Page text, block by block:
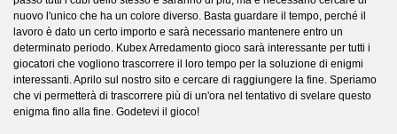
nuovo l'unico che ha un colore diverso. Basta guardare il tempo, perché il
lavoro è dato un certo importo e sarà necessario mantenere entro un
determinato periodo. Kubex Arredamento gioco sarà interessante per tutti i
giocatori che vogliono trascorrere il loro tempo per la soluzione di enigmi
interessanti. Aprilo sul nostro sito e cercare di raggiungere la fine. Speriamo
che vi permetterà di trascorrere più di un'ora nel tentativo di svelare questo
enigma fino alla fine. Godetevi il gioco!